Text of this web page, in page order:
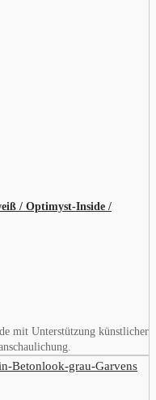
/ Optimyst-Inside /
mit Unterstützung künstlicher